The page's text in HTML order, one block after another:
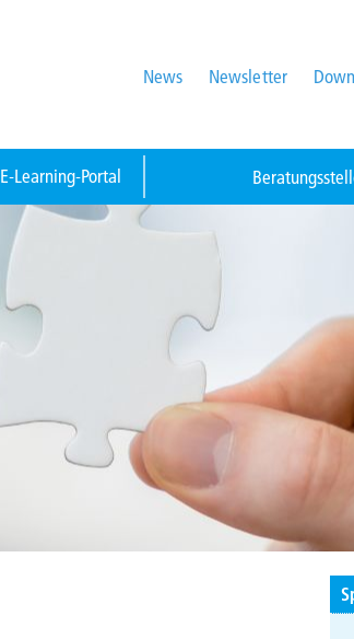
News Newsletter
E-Learning-Portal